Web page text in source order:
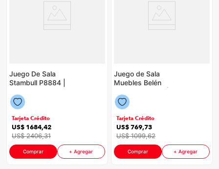
Juego De Sala
Stambull P8884 |
Rosado
Tarjeta Crédito
US$ 1684,42
US$ 2406,31
Comprar + Agregar
Juego de Sala
Muebles Belén
Color Café
Tarjeta Crédito
US$769,73
US$ 1099,62
Comprar + Agregar